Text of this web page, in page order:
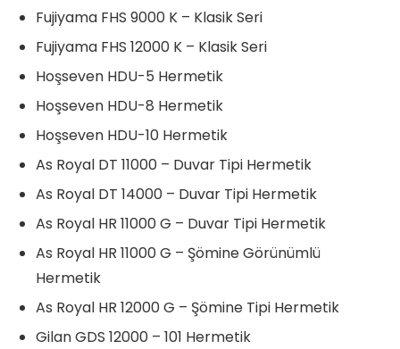
Fujiyama FHS 9000 K – Klasik Seri
Fujiyama FHS 12000 K – Klasik Seri
Hoşseven HDU-5 Hermetik
Hoşseven HDU-8 Hermetik
Hoşseven HDU-10 Hermetik
As Royal DT 11000 – Duvar Tipi Hermetik
As Royal DT 14000 – Duvar Tipi Hermetik
As Royal HR 11000 G – Duvar Tipi Hermetik
As Royal HR 11000 G – Şömine Görünümlü
Hermetik
As Royal HR 12000 G – Şömine Tipi Hermetik
Gilan GDS 12000 – 101 Hermetik